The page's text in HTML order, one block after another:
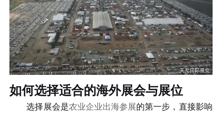
如何选择适合的海外展会与展位
选择展会是农业企业出海参展的第一步，直接影响